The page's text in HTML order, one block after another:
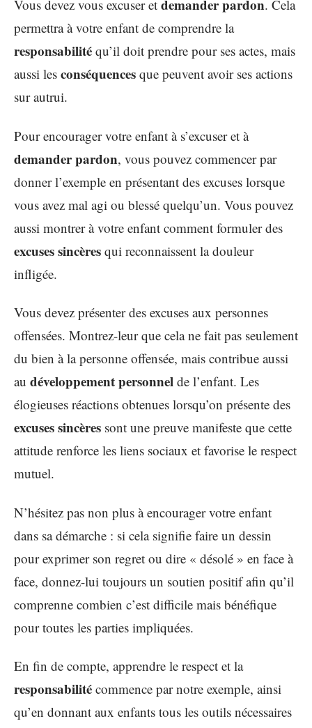
Vous devez vous excuser et demander pardon. Cela
permettra à votre enfant de comprendre la
responsabilité qu’il doit prendre pour ses actes, mais
aussi les conséquences que peuvent avoir ses actions
sur autrui.
Pour encourager votre enfant à s’excuser et à
demander pardon, vous pouvez commencer par
donner l’exemple en présentant des excuses lorsque
vous avez mal agi ou blessé quelqu’un. Vous pouvez
aussi montrer à votre enfant comment formuler des
excuses sincères qui reconnaissent la douleur
infligée.
Vous devez présenter des excuses aux personnes
offensées. Montrez-leur que cela ne fait pas seulement
du bien à la personne offensée, mais contribue aussi
au développement personnel de l’enfant. Les
élogieuses réactions obtenues lorsqu’on présente des
excuses sincères sont une preuve manifeste que cette
attitude renforce les liens sociaux et favorise le respect
mutuel.
N’hésitez pas non plus à encourager votre enfant
dans sa démarche : si cela signifie faire un dessin
pour exprimer son regret ou dire « désolé » en face à
face, donnez-lui toujours un soutien positif afin qu’il
comprenne combien c’est difficile mais bénéfique
pour toutes les parties impliquées.
En fin de compte, apprendre le respect et la
responsabilité commence par notre exemple, ainsi
qu’en donnant aux enfants tous les outils nécessaires